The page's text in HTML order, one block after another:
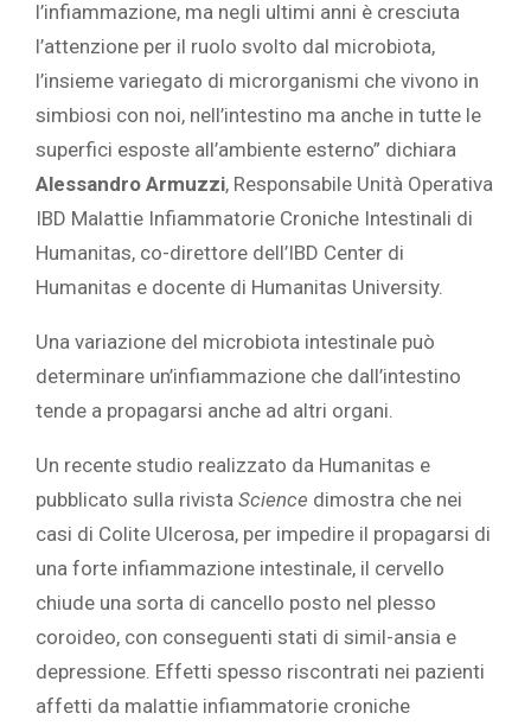
l’infiammazione, ma negli ultimi anni è cresciuta
l’attenzione per il ruolo svolto dal microbiota,
l’insieme variegato di microrganismi che vivono in
simbiosi con noi, nell’intestino ma anche in tutte le
superfici esposte all’ambiente esterno” dichiara
Alessandro Armuzzi, Responsabile Unità Operativa
IBD Malattie Infiammatorie Croniche Intestinali di
Humanitas, co-direttore dell’IBD Center di
Humanitas e docente di Humanitas University.
Una variazione del microbiota intestinale può
determinare un’infiammazione che dall’intestino
tende a propagarsi anche ad altri organi.
Un recente studio realizzato da Humanitas e
pubblicato sulla rivista Science dimostra che nei
casi di Colite Ulcerosa, per impedire il propagarsi di
una forte infiammazione intestinale, il cervello
chiude una sorta di cancello posto nel plesso
coroideo, con conseguenti stati di simil-ansia e
depressione. Effetti spesso riscontrati nei pazienti
affetti da malattie infiammatorie croniche